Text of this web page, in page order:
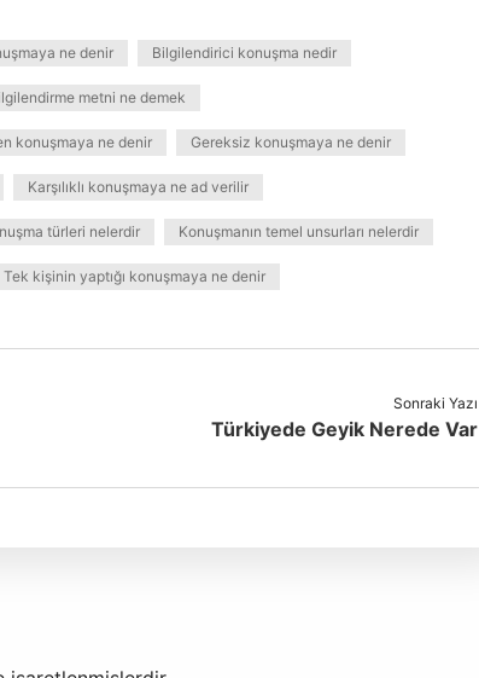
ne denir Bilgilendirici konuşma nedir
metni ne demek
konuşmaya ne denir Gereksiz konuşmaya ne denir
Karşılıklı konuşmaya ne ad verilir
türleri nelerdir Konuşmanın temel unsurları nelerdir
Tek kişinin yaptığı konuşmaya ne denir
Sonraki Yazı
Türkiyede Geyik Nerede Var